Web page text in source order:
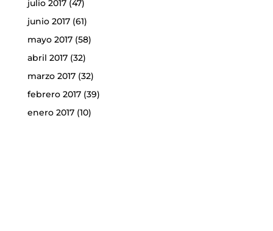
julio 2017(47)
junio 2017(61)
mayo 2017(58)
abril 2017(32)
marzo 2017(32)
febrero 2017(39)
enero 2017(10)